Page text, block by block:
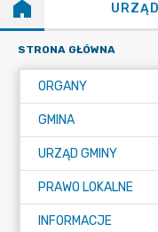
STRONA GŁÓWNA
ORGANY
GMINA
URZĄD GMINY
PRAWO LOKALNE
INFORMACJE